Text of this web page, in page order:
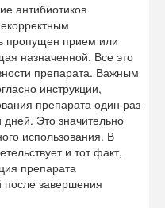
антибиотиков
пропущен прием или
назначенной. Все это
препарата. Важным
инструкции,
препарата один раз
дней. Это значительно
использования. В
и тот факт,
препарата
после завершения